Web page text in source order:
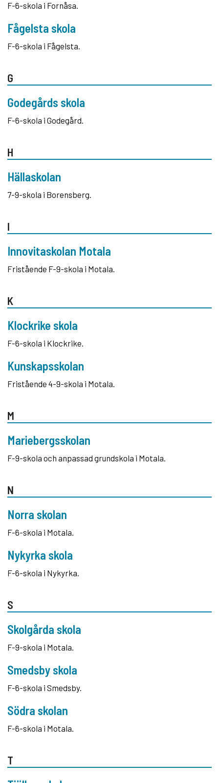
F-6-skola i Fornåsa.
Fågelsta skola
F-6-skola i Fågelsta.
G
Godegårds skola
F-6-skola i Godegård.
H
Hällaskolan
7-9-skola i Borensberg.
I
Innovitaskolan Motala
Fristående F-9-skola i Motala.
K
Klockrike skola
F-6-skola i Klockrike.
Kunskapsskolan
Fristående 4-9-skola i Motala.
M
Mariebergsskolan
F-9-skola och anpassad grundskola i Motala.
N
Norra skolan
F-6-skola i Motala.
Nykyrka skola
F-6-skola i Nykyrka.
S
Skolgårda skola
F-9-skola i Motala.
Smedsby skola
F-6-skola i Smedsby.
Södra skolan
F-6-skola i Motala.
T